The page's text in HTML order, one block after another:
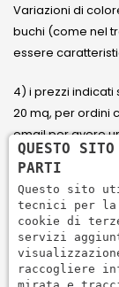
Variazioni di
buchi (come nel
essere
4) i prezzi indicati
20 mq, per ordini
email per avere
il cliente.
5) Paga con
Mastercard
inviare denaro e
semplice e sicuro.
QUESTO
PARTI
Questo sito
tecnici per la
cookie di
servizi
raccogliere